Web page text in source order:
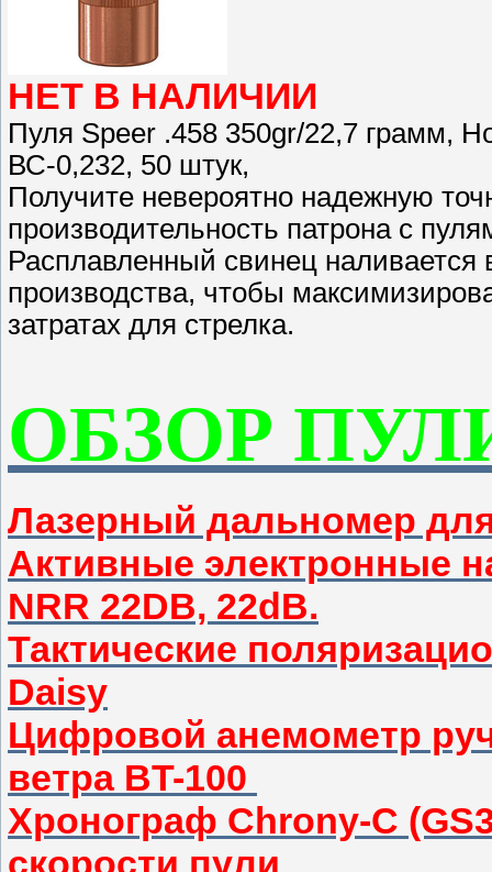
НЕТ В НАЛИЧИИ
Пуля Speer .458 350gr/22,7 грамм,
ВС-0,232, 50 штук,
Получите невероятно надежную
производительность патрона с
Расплавленный свинец
производства, чтобы
затратах для стрелка.
ОБЗОР
Лазерный дальномер
Активные электронные
NRR 22DB, 22dB.
Тактические
Daisy
Цифровой анемометр
ветра BT-100
Хронограф Chrony-C
скорости пули